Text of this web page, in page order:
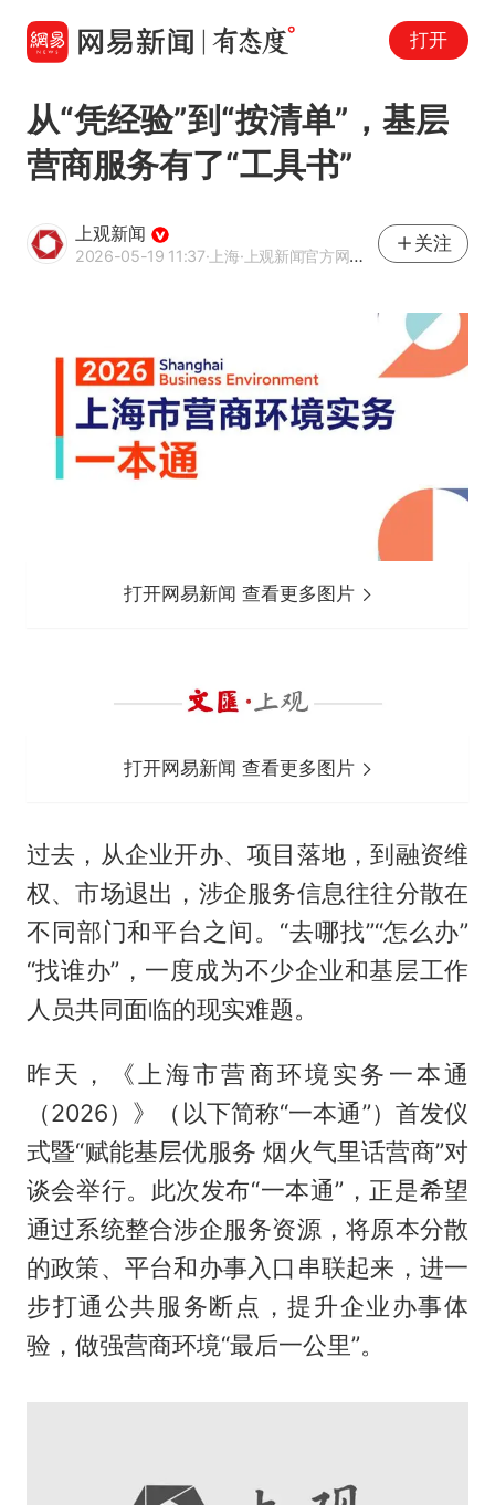
打开
从“凭经验”到“按清单”，基层
营商服务有了“工具书”
上观新闻
2026-05-19 11:37·上海·上观新闻官方网易号
关注
打开网易新闻 查看更多图片
打开网易新闻 查看更多图片
过去，从企业开办、项目落地，到融资维
权、市场退出，涉企服务信息往往分散在
不同部门和平台之间。“去哪找”“怎么办”
“找谁办”，一度成为不少企业和基层工作
人员共同面临的现实难题。
昨天，《上海市营商环境实务一本通
（2026）》（以下简称“一本通”）首发仪
式暨“赋能基层优服务 烟火气里话营商”对
谈会举行。此次发布“一本通”，正是希望
通过系统整合涉企服务资源，将原本分散
的政策、平台和办事入口串联起来，进一
步打通公共服务断点，提升企业办事体
验，做强营商环境“最后一公里”。